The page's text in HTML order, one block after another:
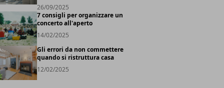
26/09/2025
7 consigli per organizzare un
concerto all'aperto
14/02/2025
Gli errori da non commettere
quando si ristruttura casa
12/02/2025